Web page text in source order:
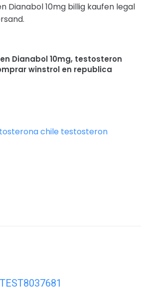
Dianabol 10mg billig kaufen legal
Dianabol 10mg, testosteron
winstrol en republica
chile testosteron
TEST8037681